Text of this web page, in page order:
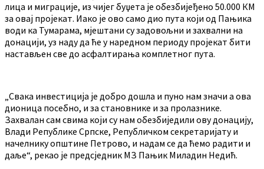
лица и миграције, из чијег буџета је обезбијеђено 50.000 КМ
за овај пројекат. Иако је ово само дио пута који од Пањикa
води ка Тумарама, мјештани су задовољни и захвални на
донацији, уз наду да ће у наредном периоду пројекат бити
настављен све до асфалтирања комплетног пута.
„Свака инвестиција је добро дошла и пуно нам значи а ова
дионица посебно, и за становнике и за пролазнике.
Захвалан сам свима који су нам обезбиједили ову донацију,
Влади Републике Српске, Републичком секретаријату и
начелнику општине Петрово, и надам се да ћемо радити и
даље“, рекао је предсједник МЗ Пањик Миладин Недић.